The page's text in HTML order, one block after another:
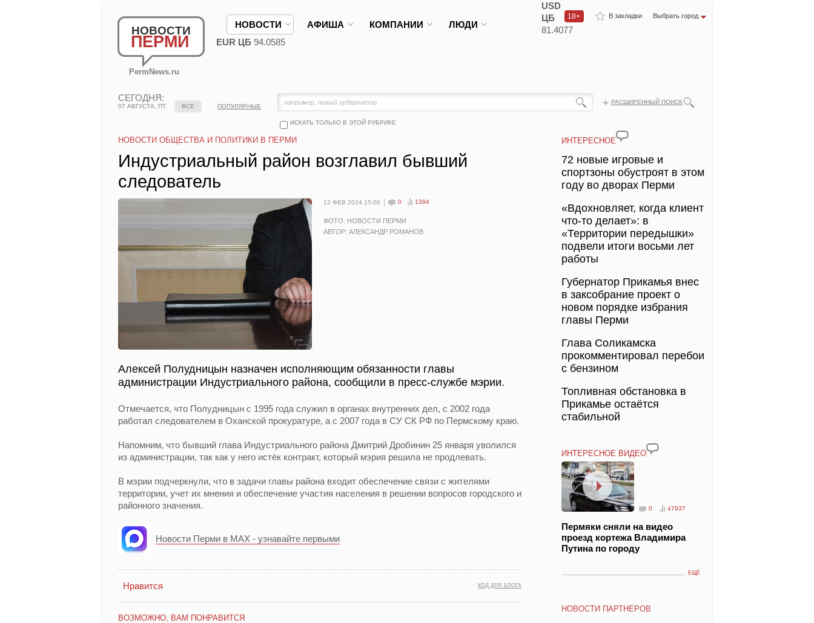
НОВОСТИ
ПЕРМИ
PermNews.ru
В закладки Выбрать город
18+
НОВОСТИ АФИША КОМПАНИИ ЛЮДИ
USD
ЦБ
81.4077
EUR ЦБ 94.0585
СЕГОДНЯ:
07 АВГУСТА, ПТ
РАСШИРЕННЫЙ ПОИСК
ИСКАТЬ ТОЛЬКО В ЭТОЙ РУБРИКЕ
ВСЕ ПОПУЛЯРНЫЕ
НОВОСТИ ОБЩЕСТВА И ПОЛИТИКИ В ПЕРМИ
Индустриальный район возглавил бывший
следователь
12 ФЕВ 2024 15:06 0 1394
ФОТО: НОВОСТИ ПЕРМИ
АВТОР: АЛЕКСАНДР РОМАНОВ
Алексей Полудницын назначен исполняющим обязанности главы
администрации Индустриального района, сообщили в пресс-службе мэрии.
Отмечается, что Полудницын с 1995 года служил в органах внутренних дел, с 2002 года
работал следователем в Оханской прокуратуре, а с 2007 года в СУ СК РФ по Пермскому краю.
Напомним, что бывший глава Индустриального района Дмитрий Дробинин 25 января уволился
из администрации, так как у него истёк контракт, который мэрия решила не продлевать.
В мэрии подчеркнули, что в задачи главы района входит обеспечение связи с жителями
территории, учет их мнения и обеспечение участия населения в решении вопросов городского и
районного значения.
Новости Перми в MAX - узнавайте первыми
КОД ДЛЯ БЛОГА
Нравится
ВОЗМОЖНО, ВАМ ПОНРАВИТСЯ
ИНТЕРЕСНОЕ
72 новые игровые и
спортзоны обустроят в этом
году во дворах Перми
«Вдохновляет, когда клиент
что-то делает»: в
«Территории передышки»
подвели итоги восьми лет
работы
Губернатор Прикамья внес
в заксобрание проект о
новом порядке избрания
главы Перми
Глава Соликамска
прокомментировал перебои
с бензином
Топливная обстановка в
Прикамье остаётся
стабильной
ИНТЕРЕСНОЕ ВИДЕО
0 47937
Пермяки сняли на видео
проезд кортежа Владимира
Путина по городу
ЕЩЁ
НОВОСТИ ПАРТНЕРОВ